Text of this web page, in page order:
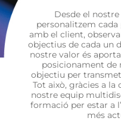
Desde el
personalitzem
amb el client,
objectius de cada un
nostre valor és
posicionament de
objectiu per
Tot això, gràcies a
nostre equip
formació per estar a
més